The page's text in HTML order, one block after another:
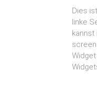
Dies
linke